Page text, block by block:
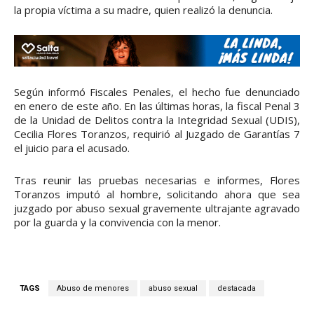
la propia víctima a su madre, quien realizó la denuncia.
Según informó Fiscales Penales, el hecho fue denunciado
en enero de este año. En las últimas horas, la fiscal Penal 3
de la Unidad de Delitos contra la Integridad Sexual (UDIS),
Cecilia Flores Toranzos, requirió al Juzgado de Garantías 7
el juicio para el acusado.
Tras reunir las pruebas necesarias e informes, Flores
Toranzos imputó al hombre, solicitando ahora que sea
juzgado por abuso sexual gravemente ultrajante agravado
por la guarda y la convivencia con la menor.
TAGS Abuso de menores abuso sexual destacada